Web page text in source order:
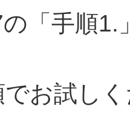
「手順1.
お試し